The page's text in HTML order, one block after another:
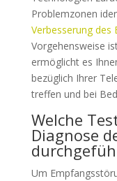
Problemzonen
Verbesserung des
Vorgehensweise
ermöglicht es
bezüglich Ihrer
treffen und bei
Welche
Diagnose
Um